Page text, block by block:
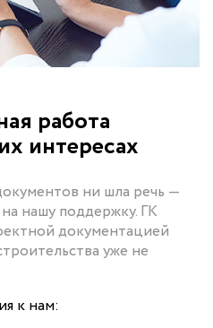
работа
интересах
ни шла речь —
нашу поддержку. ГК
документацией
уже не
к нам: